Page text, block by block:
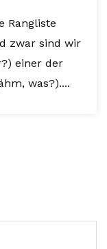
Rangliste
zwar sind wir
einer der
was?)....